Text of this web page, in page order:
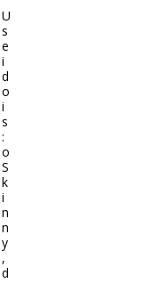
U
s
e
i
d
o
i
s
:
o
S
k
i
n
n
y
,
d